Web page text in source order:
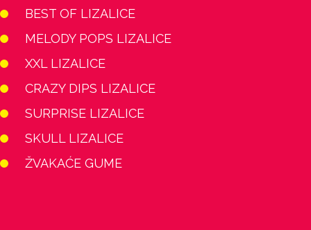
BEST OF LIZALICE
MELODY POPS LIZALICE
XXL LIZALICE
CRAZY DIPS LIZALICE
SURPRISE LIZALICE
SKULL LIZALICE
ŽVAKAĆE GUME